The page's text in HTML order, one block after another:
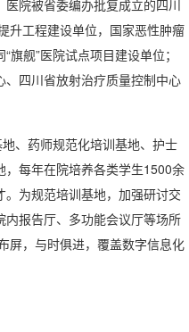
院被省委编办批复成立的四川
升工程建设单位，国家恶性肿瘤
舰”医院试点项目建设单位；
四川省放射治疗质量控制中心
、药师规范化培训基地、护士
每年在院培养各类学生1500余
为规范培训基地，加强研讨交
报告厅、多功能会议厅等场所
屏，与时俱进，覆盖数字信息化